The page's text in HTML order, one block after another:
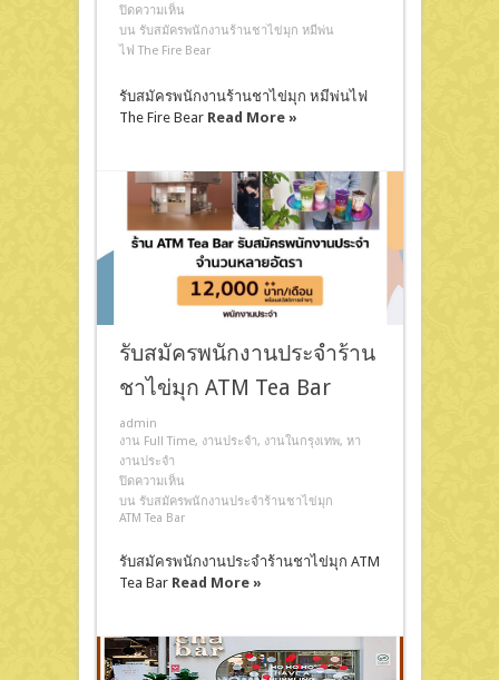
ปิดความเห็น
บน รับสมัครพนักงานร้านชาไข่มุก หมีพ่น
ไฟ The Fire Bear
รับสมัครพนักงานร้านชาไข่มุก หมีพ่นไฟ
The Fire Bear Read More »
รับสมัครพนักงานประจำร้าน
ชาไข่มุก ATM Tea Bar
admin
งาน Full Time, งานประจำ, งานในกรุงเทพ, หา
งานประจำ
ปิดความเห็น
บน รับสมัครพนักงานประจำร้านชาไข่มุก
ATM Tea Bar
รับสมัครพนักงานประจำร้านชาไข่มุก ATM
Tea Bar Read More »